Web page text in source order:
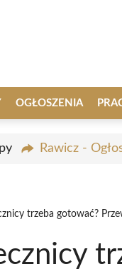
OGŁOSZENIA
Rawicz -
trzeba gotować?